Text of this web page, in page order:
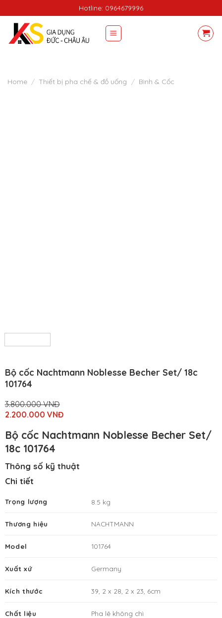
to
content
Hotline: 0964679996
Home / Thiết bị pha chế & đồ uống / Bình & Cốc
Bộ cốc Nachtmann Noblesse Becher Set/ 18c
101764
3.800.000VNĐ
Original
price
3.800.000
VNĐ.
2.200.000 VNĐ
price
is:
2.200.000
VNĐ.
Bộ cốc Nachtmann Noblesse Becher Set/
18c 101764
Thông số kỹ thuật
Chi tiết
Trọng lượng 8.5 kg
Thương hiệu NACHTMANN
Model 101764
Xuất xứ Germany
Kích thước 39, 2 x 28, 2 x 23, 6cm
Chất liệu Pha lê không chì